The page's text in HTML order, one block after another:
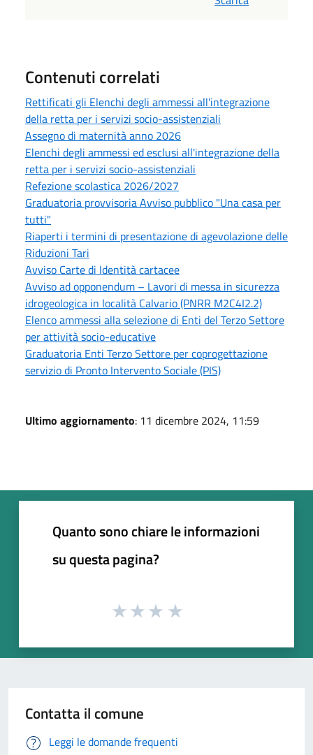
Contenuti correlati
Rettificati gli Elenchi degli ammessi all'integrazione
della retta per i servizi socio-assistenziali
Assegno di maternità anno 2026
Elenchi degli ammessi ed esclusi all'integrazione della
retta per i servizi socio-assistenziali
Refezione scolastica 2026/2027
Graduatoria provvisoria Avviso pubblico "Una casa per
tutti"
Riaperti i termini di presentazione di agevolazione delle
Riduzioni Tari
Avviso Carte di Identità cartacee
Avviso ad opponendum – Lavori di messa in sicurezza
idrogeologica in località Calvario (PNRR M2C4I2.2)
Elenco ammessi alla selezione di Enti del Terzo Settore
per attività socio-educative
Graduatoria Enti Terzo Settore per coprogettazione
servizio di Pronto Intervento Sociale (PIS)
Ultimo aggiornamento: 11 dicembre 2024, 11:59
Quanto sono chiare le informazioni
su questa pagina?
Contatta il comune
Leggi le domande frequenti